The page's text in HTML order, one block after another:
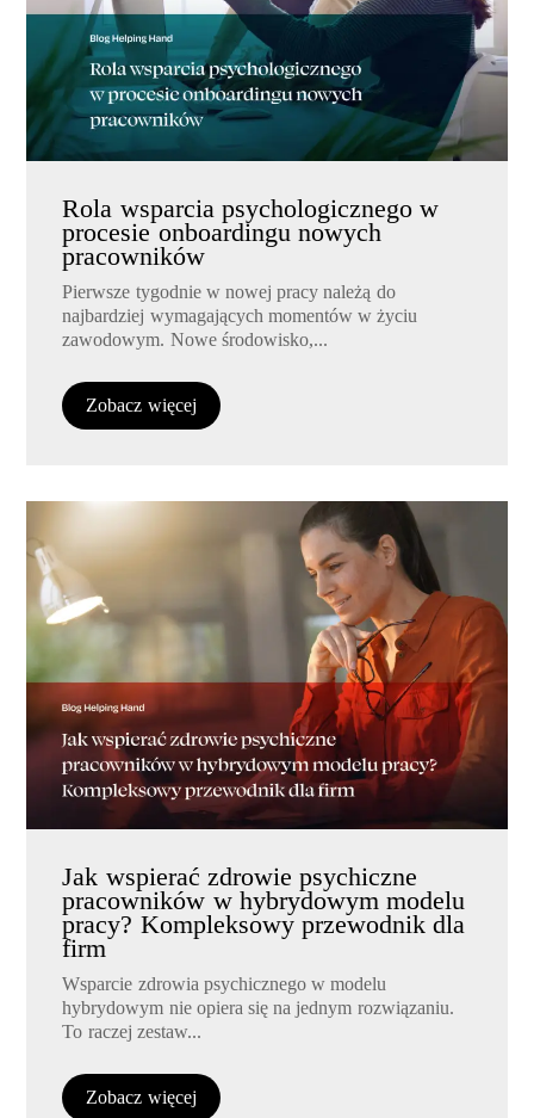
Rola wsparcia psychologicznego w
procesie onboardingu nowych
pracowników
Pierwsze tygodnie w nowej pracy należą do
najbardziej wymagających momentów w życiu
zawodowym. Nowe środowisko,...
Zobacz więcej
Jak wspierać zdrowie psychiczne
pracowników w hybrydowym modelu
pracy? Kompleksowy przewodnik dla
firm
Wsparcie zdrowia psychicznego w modelu
hybrydowym nie opiera się na jednym rozwiązaniu.
To raczej zestaw...
Zobacz więcej